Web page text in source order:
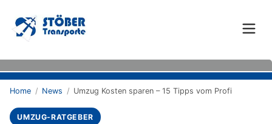
Home / News / Umzug Kosten sparen – 15 Tipps vom Profi
UMZUG-RATGEBER